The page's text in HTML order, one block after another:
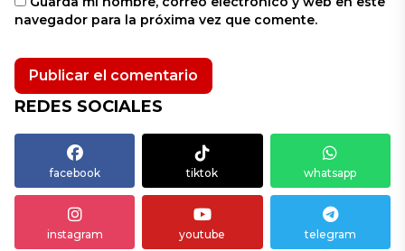
navegador para la próxima vez que comente.
REDES SOCIALES
facebook tiktok whatsapp
instagram youtube telegram